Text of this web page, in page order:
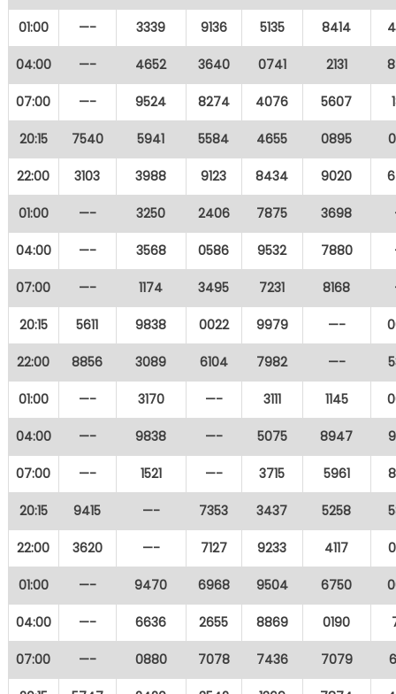
01:00 —- 3339 9136 5135 8414
04:00 —- 4652 3640 0741 2131
07:00 —- 9524 8274 4076 5607
20:15 7540 5941 5584 4655 0895
22:00 3103 3988 9123 8434 9020
01:00 —- 3250 2406 7875 3698
04:00 —- 3568 0586 9532 7880
07:00 —- 1174 3495 7231 8168
20:15 5611 9838 0022 9979 —-
22:00 8856 3089 6104 7982 —-
01:00 —- 3170 —- 3111 1145
04:00 —- 9838 —- 5075 8947
07:00 —- 1521 —- 3715 5961
20:15 9415 —- 7353 3437 5258
22:00 3620 —- 7127 9233 4117
01:00 —- 9470 6968 9504 6750
04:00 —- 6636 2655 8869 0190
07:00 —- 0880 7078 7436 7079